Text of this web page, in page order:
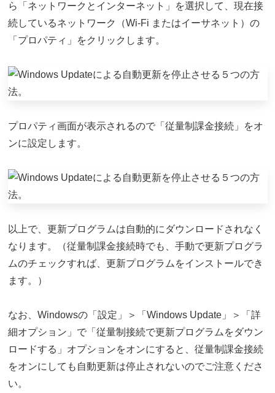
ら「ネットワークとインターネット」を選択して、現在接
続しているネットワーク（Wi-Fi またはイーサネット）の
「プロパティ」をクリックします。
プロパティ画面が表示されるので「従量制課金接続」をオ
ンに設定します。
以上で、更新プログラムは自動的にダウンロードされなく
なります。（従量制課金接続時でも、手動で更新プログラ
ムのチェックすれば、更新プログラムをインストールでき
ます。）
なお、Windowsの「設定」＞「Windows Update」＞「詳
細オプション」で「従量制接続で更新プログラムをダウン
ロードする」オプションをオンにすると、従量制課金接続
をオンにしても自動更新は停止されないのでご注意くださ
い。